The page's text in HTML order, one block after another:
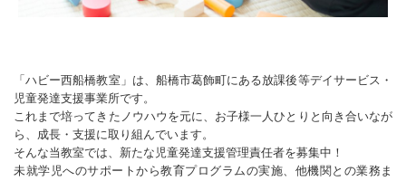
「ハビー西船橋教室」は、船橋市葛飾町にある放課後等デイサービス・
児童発達支援事業所です。
これまで培ってきたノウハウを元に、お子様一人ひとりと向き合いなが
ら、成長・支援に取り組んでいます。
そんな当教室では、新たな児童発達支援管理責任者を募集中！
未就学児へのサポートから教育プログラムの実施、他機関との業務ま